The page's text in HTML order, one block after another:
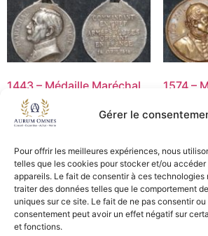
Gérer le
Pour offrir les meilleures expériences, nous
telles que les cookies pour stocker et/ou
appareils. Le fait de consentir à ces technologies
traiter des données telles que le comportement
uniques sur ce site. Le fait de ne pas consentir ou
consentement peut avoir un effet négatif sur
et fonctions.
1443 – Médaille Maréchal
Foch – TTB
15,00€
Ajouter au panier
1574 –
15,00€
Ajouter
CGV - CGL